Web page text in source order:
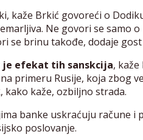
kaže Brkić govoreći o
Ne govori se samo
se brinu takođe, dodaje
efekat tih sanskcija,
primeru Rusije, koja zbog
kako kaže, ozbiljno strada.
banke uskraćuju račune i
poslovanje.